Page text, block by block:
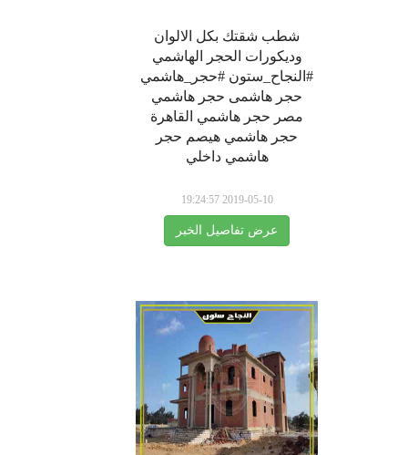
شطب شقتك بكل الالوان
وديكورات الحجر الهاشمي
#النجاح_ستون #حجر_هاشمي
حجر هاشمى حجر هاشمي
مصر حجر هاشمي القاهرة
حجر هاشمي هيصم حجر
هاشمي داخلي
2019-05-10 19:24:57
عرض تفاصيل الخبر